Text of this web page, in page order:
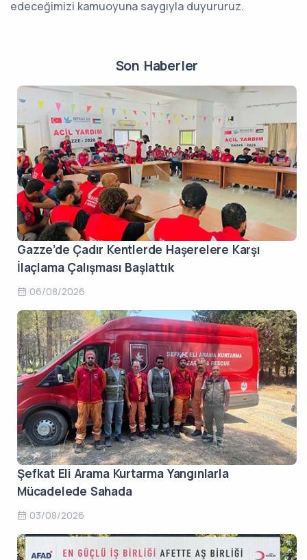
edeceğimizi kamuoyuna saygıyla duyururuz.
Son Haberler
Gazze’de Çadır Kentlerde Haşerelere Karşı
İlaçlama Çalışması Başlattık
06/08/2026
Şefkat Eli Arama Kurtarma Yangınlarla
Mücadelede Sahada
03/08/2026